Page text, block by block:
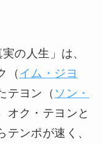
の人生」は、
（ イム・ジヨ
テヨン（ ソン・
オク・テヨンと
テンポが速く、